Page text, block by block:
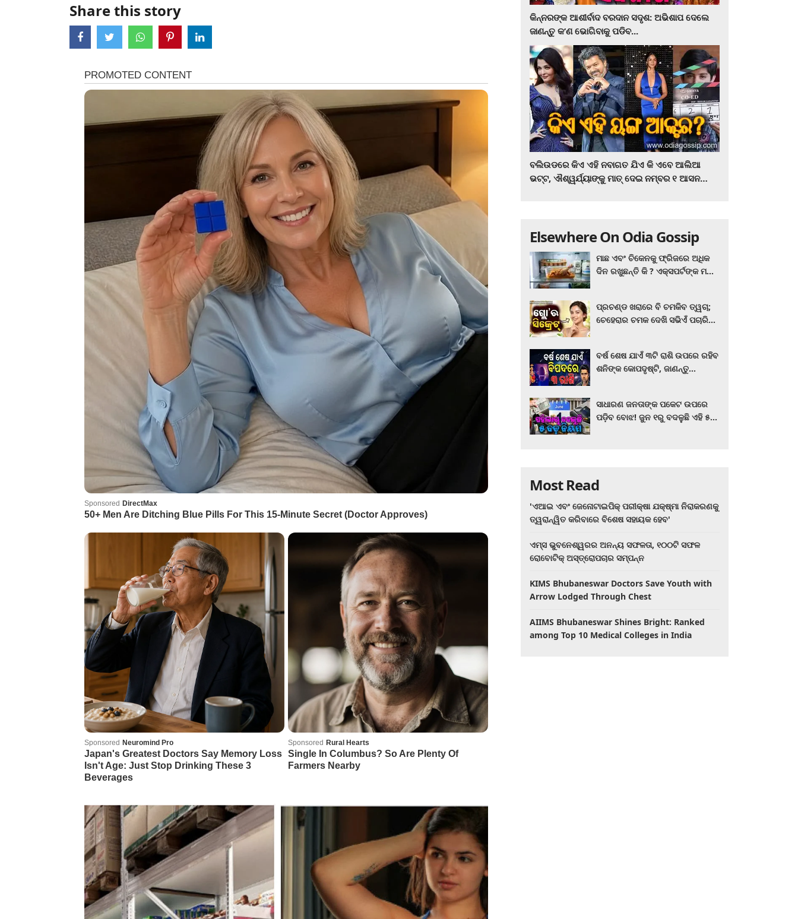
Share this story
କିନ୍ନରଙ୍କ ଆଶୀର୍ବାଦ ବରଦାନ ସଦୃଶ: ଅଭିଶାପ ଦେଲେ
ଜାଣନ୍ତୁ କ’ଣ ଭୋଗିବାକୁ ପଡିବ...
ବଲିଉଡରେ କିଏ ଏହି ନବାଗତ ଯିଏ କି ଏବେ ଆଲିଆ
ଭଟ୍ଟ, ଐଶ୍ୱର୍ଯ୍ୟାଙ୍କୁ ମାତ୍‌ ଦେଇ ନମ୍ବର ୧ ଆସନ
Elsewhere On Odia Gossip
ମାଛ ଏବଂ ଚିକେନକୁ ଫ୍ରିଜରେ ଅଧିକ
ଦିନ ରଖୁଛନ୍ତି କି ? ଏକ୍ସପର୍ଟଙ୍କ ମତ
ପ୍ରଚଣ୍ଡ ଖରାରେ ବି ଚମକିବ ତ୍ୱଚା;
ଚେହେରାର ଚମକ ଦେଖି ସଭିଏଁ ପଚାରିବେ
ବର୍ଷ ଶେଷ ଯାଏଁ ୩ଟି ରାଶି ଉପରେ ରହିବ
ଶନିଙ୍କ କୋପଦୃଷ୍ଟି, ଜାଣନ୍ତୁ
ସାଧାରଣ ଜନତାଙ୍କ ପକେଟ ଉପରେ
ପଡ଼ିବ ବୋଝ! ଜୁନ ୧ରୁ ବଦଳୁଛି ଏହି ୫
Most Read
'ଏଆଇ ଏବଂ ଜେନୋଟାଇପିକ୍ ପରୀକ୍ଷା ଯକ୍ଷ୍ମା ନିରାକରଣକୁ
ତ୍ୱରାନ୍ୱିତ କରିବାରେ ବିଶେଷ ସହାୟକ ହେବ'
ଏମ୍ସ ଭୁବନେଶ୍ୱରର ଅନନ୍ୟ ସଫଳତା, ୧୦୦ଟି ସଫଳ
ରୋବୋଟିକ୍ ଅସ୍ତ୍ରୋପଚାର ସମ୍ପନ୍ନ
KIMS Bhubaneswar Doctors Save Youth with
Arrow Lodged Through Chest
AIIMS Bhubaneswar Shines Bright: Ranked
among Top 10 Medical Colleges in India